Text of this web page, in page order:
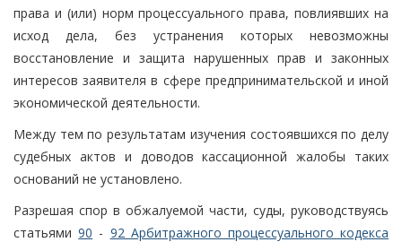
права и (или) норм процессуального права, повлиявших на
исход дела, без устранения которых невозможны
восстановление и защита нарушенных прав и законных
интересов заявителя в сфере предпринимательской и иной
экономической деятельности.
Между тем по результатам изучения состоявшихся по делу
судебных актов и доводов кассационной жалобы таких
оснований не установлено.
Разрешая спор в обжалуемой части, суды, руководствуясь
статьями90 - 92 Арбитражного процессуального кодекса